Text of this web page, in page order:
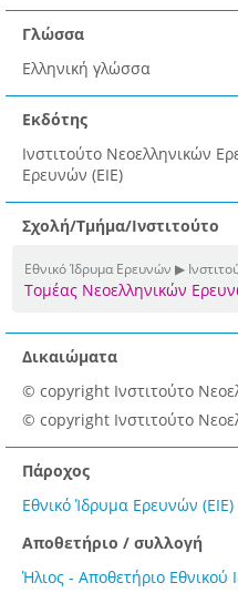
Γλώσσα
Ελληνική γλώσσα
Εκδότης
Ινστιτούτο Νεοελληνικών
Ερευνών (ΕΙΕ)
Σχολή/Τμήμα/Ινστιτούτο
Εθνικό Ίδρυμα Ερευνών ▶
Τομέας Νεοελληνικών
Δικαιώματα
© copyright Ινστιτούτο
© copyright Ινστιτούτο
Πάροχος
Εθνικό Ίδρυμα Ερευνών (ΕΙΕ)
Αποθετήριο / συλλογή
Ήλιος - Αποθετήριο Εθνικού